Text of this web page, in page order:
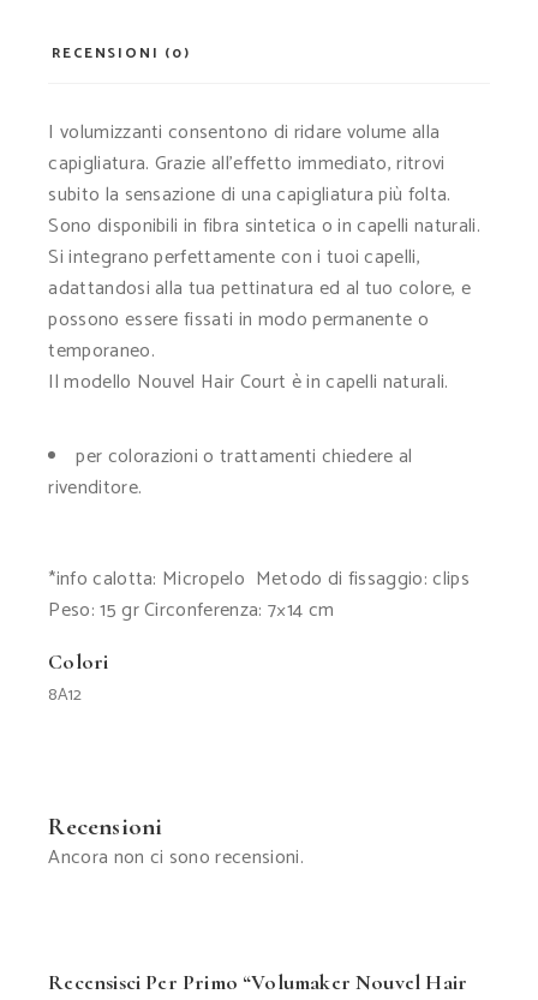
RECENSIONI (0)
I volumizzanti consentono di ridare volume alla
capigliatura. Grazie all’effetto immediato, ritrovi
subito la sensazione di una capigliatura più folta.
Sono disponibili in fibra sintetica o in capelli naturali.
Si integrano perfettamente con i tuoi capelli,
adattandosi alla tua pettinatura ed al tuo colore, e
possono essere fissati in modo permanente o
temporaneo.
Il modello Nouvel Hair Court è in capelli naturali.
per colorazioni o trattamenti chiedere al
rivenditore.
*info calotta: Micropelo Metodo di fissaggio: clips
Peso: 15 gr Circonferenza: 7×14 cm
Colori
8A12
Recensioni
Ancora non ci sono recensioni.
Recensisci Per Primo “Volumaker Nouvel Hair